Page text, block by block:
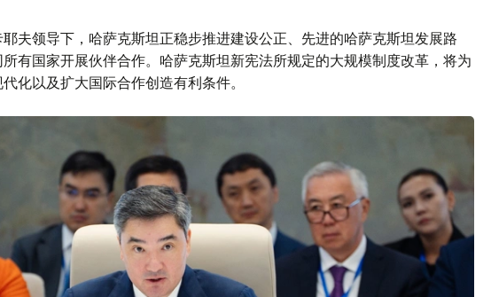
夫领导下，哈萨克斯坦正稳步推进建设公正、先进的哈萨克斯坦发展路
有国家开展伙伴合作。哈萨克斯坦新宪法所规定的大规模制度改革，将为
化以及扩大国际合作创造有利条件。